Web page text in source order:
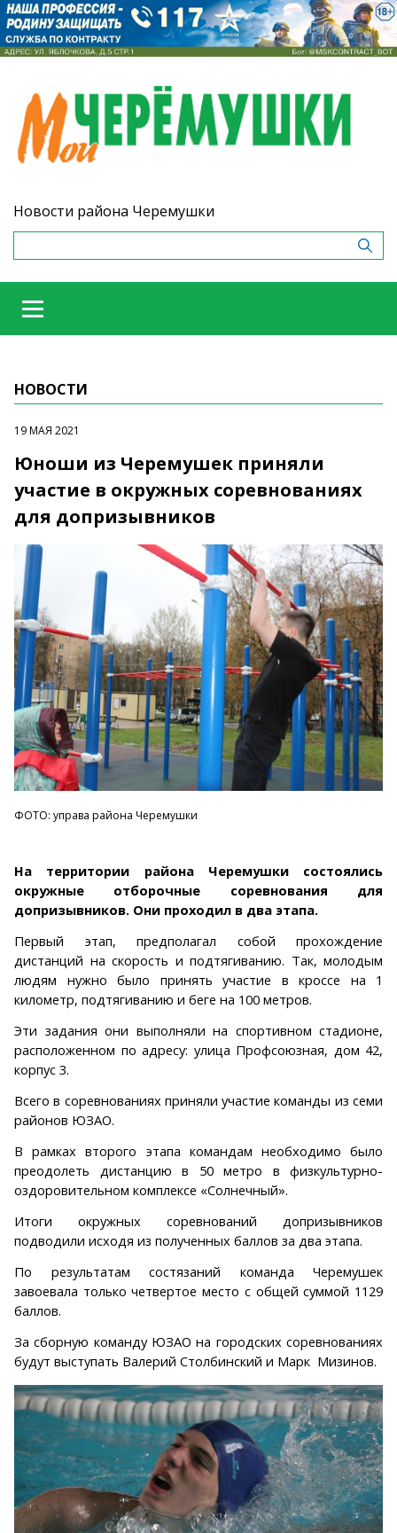
Новости района Черемушки
НОВОСТИ
19 МАЯ 2021
Юноши из Черемушек приняли
участие в окружных соревнованиях
для допризывников
ФОТО: управа района Черемушки
На территории района Черемушки состоялись
окружные отборочные соревнования для
допризывников. Они проходил в два этапа.
Первый этап, предполагал собой прохождение
дистанций на скорость и подтягиванию. Так, молодым
людям нужно было принять участие в кроссе на 1
километр, подтягиванию и беге на 100 метров.
Эти задания они выполняли на спортивном стадионе,
расположенном по адресу: улица Профсоюзная, дом 42,
корпус 3.
Всего в соревнованиях приняли участие команды из семи
районов ЮЗАО.
В рамках второго этапа командам необходимо было
преодолеть дистанцию в 50 метро в физкультурно-
оздоровительном комплексе «Солнечный».
Итоги окружных соревнований допризывников
подводили исходя из полученных баллов за два этапа.
По результатам состязаний команда Черемушек
завоевала только четвертое место с общей суммой 1129
баллов.
За сборную команду ЮЗАО на городских соревнованиях
будут выступать Валерий Столбинский и Марк Мизинов.